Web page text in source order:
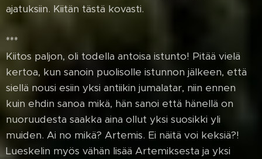
ajatuksiin. Kiitän tästä kovasti.
***
Kiitos paljon, oli todella antoisa istunto! Pitää vielä
kertoa, kun sanoin puolisolle istunnon jälkeen, että
siellä nousi esiin yksi antiikin jumalatar, niin ennen
kuin ehdin sanoa mikä, hän sanoi että hänellä on
nuoruudesta saakka aina ollut yksi suosikki yli
muiden. Ai no mikä? Artemis. Ei näitä voi keksiä?!
Lueskelin myös vähän lisää Artemiksesta ja yksi